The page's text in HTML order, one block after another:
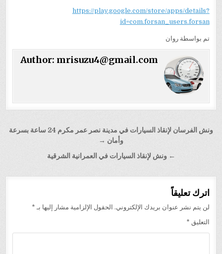
https://play.google.com/store/apps/details?
id=com.forsan_users.forsan
تم بواسطة روان
Author: mrisuzu4@gmail.com
تصفّح
ونش الفرسان لإنقاذ السيارات في مدينة نصر عمر مكرم 24 ساعة بسرعة
وأمان →
← ونش لإنقاذ السيارات في العمرانية الشرقية
اترك تعليقاً
لن يتم نشر عنوان بريدك الإلكتروني. الحقول الإلزامية مشار إليها بـ *
التعليق *